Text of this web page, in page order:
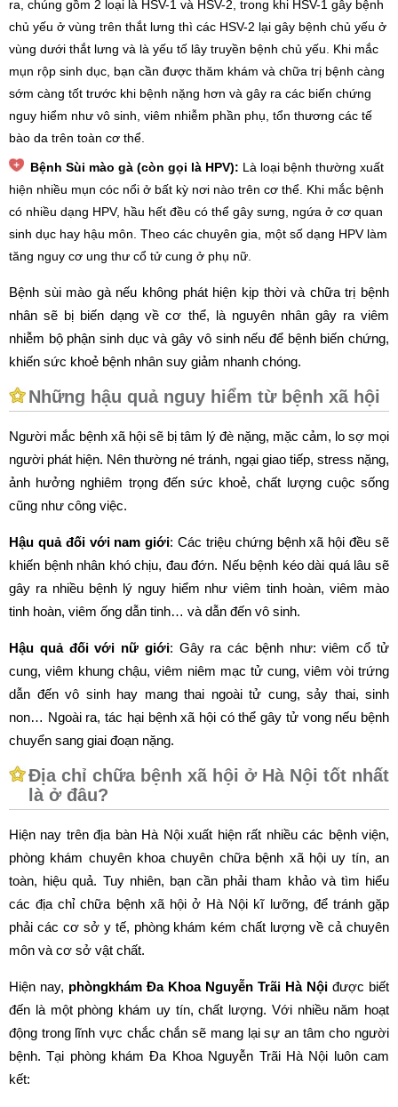
ra, chúng gồm 2 loại là HSV-1 và HSV-2, trong khi HSV-1 gây bệnh
chủ yếu ở vùng trên thắt lưng thì các HSV-2 lại gây bệnh chủ yếu ở
vùng dưới thắt lưng và là yếu tố lây truyền bệnh chủ yếu. Khi mắc
mụn rộp sinh dục, bạn cần được thăm khám và chữa trị bệnh càng
sớm càng tốt trước khi bệnh nặng hơn và gây ra các biến chứng
nguy hiểm như vô sinh, viêm nhiễm phần phụ, tổn thương các tế
bào da trên toàn cơ thể.
Bệnh Sùi mào gà (còn gọi là HPV): Là loại bệnh thường xuất
hiện nhiều mụn cóc nổi ở bất kỳ nơi nào trên cơ thể. Khi mắc bệnh
có nhiều dạng HPV, hầu hết đều có thể gây sưng, ngứa ở cơ quan
sinh dục hay hậu môn. Theo các chuyên gia, một số dạng HPV làm
tăng nguy cơ ung thư cổ tử cung ở phụ nữ.
Bệnh sùi mào gà nếu không phát hiện kịp thời và chữa trị bệnh
nhân sẽ bị biến dạng về cơ thể, là nguyên nhân gây ra viêm
nhiễm bộ phận sinh dục và gây vô sinh nếu để bệnh biến chứng,
khiến sức khoẻ bệnh nhân suy giảm nhanh chóng.
Những hậu quả nguy hiểm từ bệnh xã hội
Người mắc bệnh xã hội sẽ bị tâm lý đè nặng, mặc cảm, lo sợ mọi
người phát hiện. Nên thường né tránh, ngại giao tiếp, stress nặng,
ảnh hưởng nghiêm trọng đến sức khoẻ, chất lượng cuộc sống
cũng như công việc.
Hậu quả đối với nam giới: Các triệu chứng bệnh xã hội đều sẽ
khiến bệnh nhân khó chịu, đau đớn. Nếu bệnh kéo dài quá lâu sẽ
gây ra nhiều bệnh lý nguy hiểm như viêm tinh hoàn, viêm mào
tinh hoàn, viêm ống dẫn tinh… và dẫn đến vô sinh.
Hậu quả đối với nữ giới: Gây ra các bệnh như: viêm cổ tử
cung, viêm khung chậu, viêm niêm mạc tử cung, viêm vòi trứng
dẫn đến vô sinh hay mang thai ngoài tử cung, sảy thai, sinh
non… Ngoài ra, tác hại bệnh xã hội có thể gây tử vong nếu bệnh
chuyển sang giai đoạn nặng.
Địa chỉ chữa bệnh xã hội ở Hà Nội tốt nhất
là ở đâu?
Hiện nay trên địa bàn Hà Nội xuất hiện rất nhiều các bệnh viện,
phòng khám chuyên khoa chuyên chữa bệnh xã hội uy tín, an
toàn, hiệu quả. Tuy nhiên, bạn cần phải tham khảo và tìm hiểu
các địa chỉ chữa bệnh xã hội ở Hà Nội kĩ lưỡng, để tránh gặp
phải các cơ sở y tế, phòng khám kém chất lượng về cả chuyên
môn và cơ sở vật chất.
Hiện nay, phòngkhám Đa Khoa Nguyễn Trãi Hà Nội được biết
đến là một phòng khám uy tín, chất lượng. Với nhiều năm hoạt
động trong lĩnh vực chắc chắn sẽ mang lại sự an tâm cho người
bệnh. Tại phòng khám Đa Khoa Nguyễn Trãi Hà Nội luôn cam
kết: